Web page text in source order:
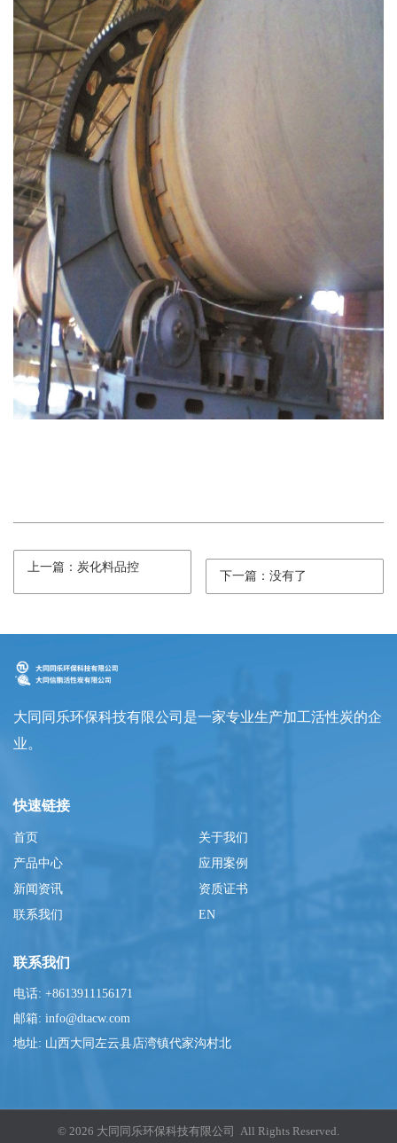
上一篇：炭化料品控
下一篇：没有了
大同同乐环保科技有限公司是一家专业生产加工活性炭的企
业。
快速链接
首页
关于我们
产品中心
应用案例
新闻资讯
资质证书
联系我们
EN
联系我们
电话: +8613911156171
邮箱: info@dtacw.com
地址: 山西大同左云县店湾镇代家沟村北
© 2026 大同同乐环保科技有限公司 All Rights Reserved.